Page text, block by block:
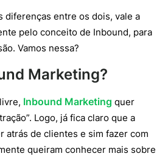
diferenças entre os dois, vale a
pelo conceito de Inbound, para
Vamos nessa?
Marketing?
Inbound Marketing quer
Logo, já fica claro que a
atrás de clientes e sim fazer com
queiram conhecer mais sobre